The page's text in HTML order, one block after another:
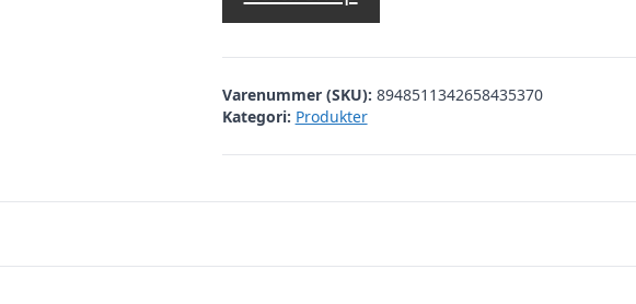
Varenummer (SKU): 8948511342658435370
Kategori: Produkter